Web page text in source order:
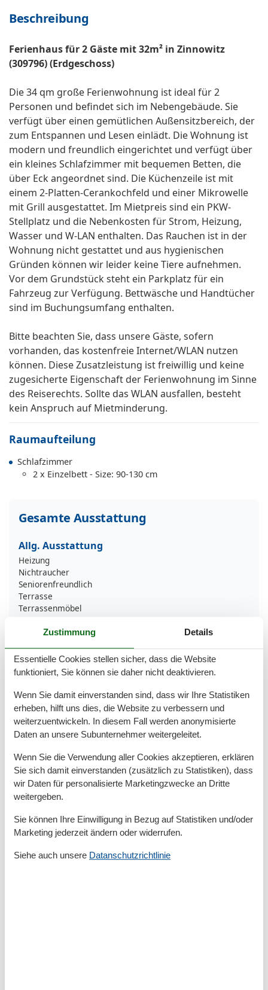
Beschreibung
Ferienhaus für 2 Gäste mit 32m² in Zinnowitz
(309796) (Erdgeschoss)
Die 34 qm große Ferienwohnung ist ideal für 2
Personen und befindet sich im Nebengebäude. Sie
verfügt über einen gemütlichen Außensitzbereich, der
zum Entspannen und Lesen einlädt. Die Wohnung ist
modern und freundlich eingerichtet und verfügt über
ein kleines Schlafzimmer mit bequemen Betten, die
über Eck angeordnet sind. Die Küchenzeile ist mit
einem 2-Platten-Cerankochfeld und einer Mikrowelle
mit Grill ausgestattet. Im Mietpreis sind ein PKW-
Stellplatz und die Nebenkosten für Strom, Heizung,
Wasser und W-LAN enthalten. Das Rauchen ist in der
Wohnung nicht gestattet und aus hygienischen
Gründen können wir leider keine Tiere aufnehmen.
Vor dem Grundstück steht ein Parkplatz für ein
Fahrzeug zur Verfügung. Bettwäsche und Handtücher
sind im Buchungsumfang enthalten.
Bitte beachten Sie, dass unsere Gäste, sofern
vorhanden, das kostenfreie Internet/WLAN nutzen
können. Diese Zusatzleistung ist freiwillig und keine
zugesicherte Eigenschaft der Ferienwohnung im Sinne
des Reiserechts. Sollte das WLAN ausfallen, besteht
kein Anspruch auf Mietminderung.
Raumaufteilung
Schlafzimmer
2 x Einzelbett - Size: 90-130 cm
Gesamte Ausstattung
Allg. Ausstattung
Heizung
Nichtraucher
Seniorenfreundlich
Terrasse
Terrassenmöbel
Allgemein
Check-in via Schlüsselsafe
Ebenerdig
Reinigungsutensilien
Außenanlage
GARTEN
Sonnenliegen
Strandnähe
Badezimmer
Basic
Größe
Zustimmung Details
Essentielle Cookies stellen sicher, dass die Website
funktioniert, Sie können sie daher nicht deaktivieren.
Wenn Sie damit einverstanden sind, dass wir Ihre Statistiken
erheben, hilft uns dies, die Website zu verbessern und
weiterzuentwickeln. In diesem Fall werden anonymisierte
Daten an unsere Subunternehmer weitergeleitet.
Wenn Sie die Verwendung aller Cookies akzeptieren, erklären
Sie sich damit einverstanden (zusätzlich zu Statistiken), dass
wir Daten für personalisierte Marketingzwecke an Dritte
weitergeben.
Sie können Ihre Einwilligung in Bezug auf Statistiken und/oder
Marketing jederzeit ändern oder widerrufen.
Siehe auch unsere Datanschutzrichtlinie